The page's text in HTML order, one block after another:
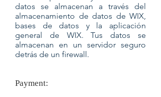
datos se almacenan a través del
almacenamiento de datos de WIX,
bases de datos y la aplicación
general de WIX. Tus datos se
almacenan en un servidor seguro
detrás de un firewall.
Payment: